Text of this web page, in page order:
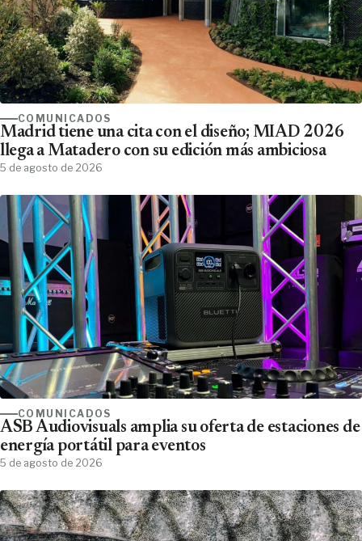
COMUNICADOS
Madrid tiene una cita con el diseño; MIAD 2026
llega a Matadero con su edición más ambiciosa
5 de agosto de 2026
COMUNICADOS
ASB Audiovisuals amplia su oferta de estaciones de
energía portátil para eventos
5 de agosto de 2026